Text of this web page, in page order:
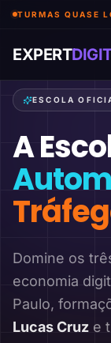
TURMAS QUASE
EXPERT
ESCOLA
A
Domine os
economia
Paulo,
Lucas Cruz e